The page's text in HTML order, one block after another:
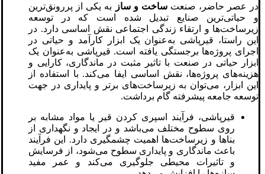
در عصر حاضر، صنعتساخت و ساز
به یکی از پررونق‌ترین
و حیاتی‌ترین صنایع تبدیل شده است که در توسعه
زیرساخت‌ها و ارتقاء زندگی اجتماعی نقش اساسی دارد. در
این راستا، قیرپاشی به‌عنوان یک ابزار کارآمد و حیاتی در
اجرای پروژه‌ها برجستگی یافته است. قیرپاشی به‌عنوان یک
ابزار حیاتی در صنعت با تاثیر مثبت در ماندگاری، کارایی و
هزینه‌های پروژه‌ها، نقش اساسی ایفا می‌کند. با استفاده از
این ابزار، می‌توان به زیرساخت‌های برتر و پایداری در جهت
توسعه جامعه پیشرفته گام برداشت.
قیرپاشی، فرآیند اسپری کردن قیر یا مواد مشابه بر
روی سطوح مختلف می‌باشد و در ایجاد و نگهداری از
بناها و زیرساخت‌ها اهمیت چشمگیری دارد. این فرآیند
باعث ماندگاری و پایداری سطوح می‌شود، از فرسایش
و تاثیرات محیطی جلوگیری می‌کند و عمر مفید